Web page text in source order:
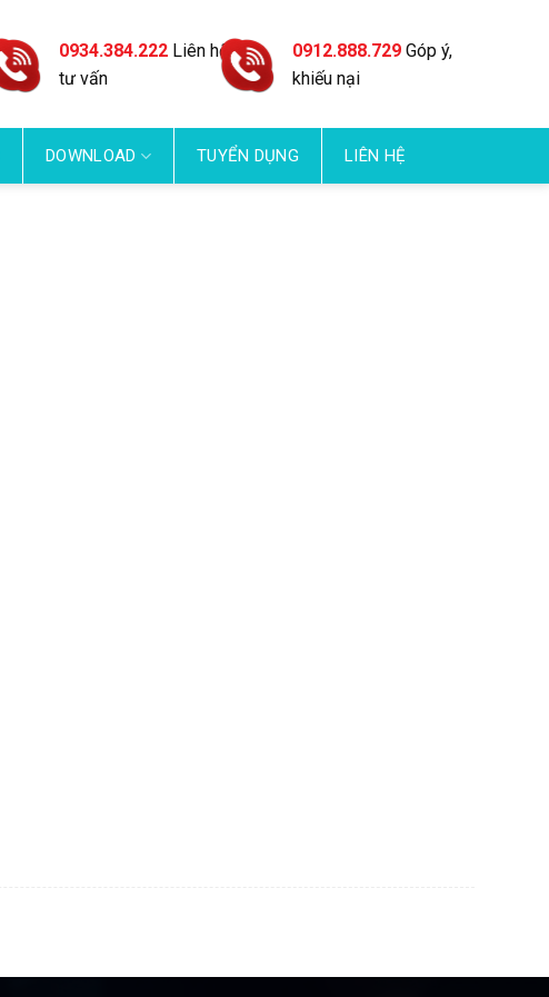
0934.384.222 Liên hệ
tư vấn
0912.888.729 Góp ý,
khiếu nại
DOWNLOAD TUYỂN DỤNG LIÊN HỆ